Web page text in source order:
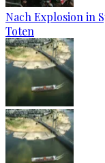
Nach Explosion in
Toten